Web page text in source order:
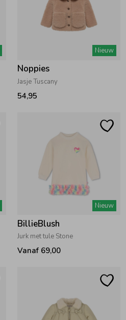
Nieuw
Noppies
Jasje Tuscany
54,95
Nieuw
BillieBlush
Jurk met tule Stone
Vanaf 69,00